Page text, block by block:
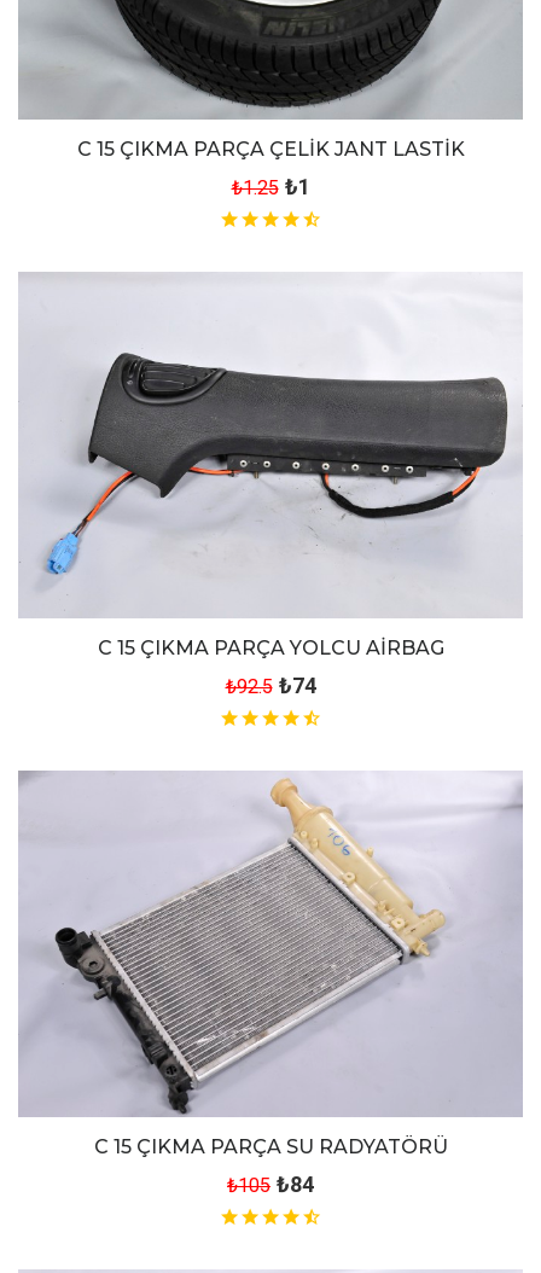
C 15 ÇIKMA PARÇA ÇELİK JANT LASTİK
₺1.25 ₺1
C 15 ÇIKMA PARÇA YOLCU AİRBAG
₺92.5 ₺74
C 15 ÇIKMA PARÇA SU RADYATÖRÜ
₺105 ₺84